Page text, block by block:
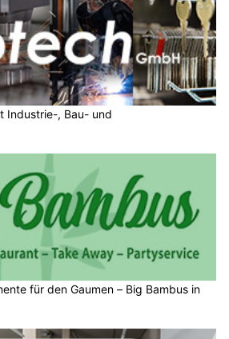
Industrie-, Bau- und
für den Gaumen – Big Bambus in